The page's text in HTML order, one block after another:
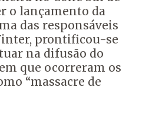
o lançamento da
das responsáveis
prontificou-se
na difusão do
que ocorreram os
“massacre de